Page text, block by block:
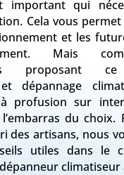
important qui
Cela vous permet
et les
Mais
proposant
et dépannage
profusion sur
du choix.
des artisans, nous
utiles dans le
climatiseur